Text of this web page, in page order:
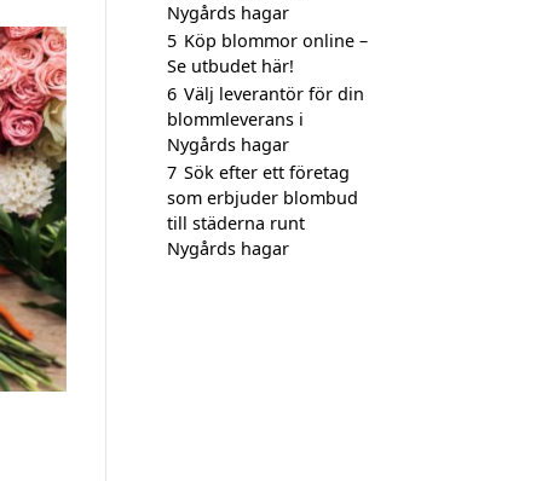
Nygårds hagar
5 Köp blommor online –
Se utbudet här!
6 Välj leverantör för din
blommleverans i
Nygårds hagar
7 Sök efter ett företag
som erbjuder blombud
till städerna runt
Nygårds hagar